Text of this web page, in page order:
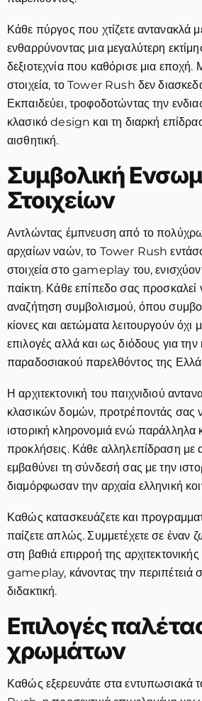
Κάθε πύργος που χτίζετε αντανακλά
ενθαρρύνοντας μια μεγαλύτερη
δεξιοτεχνία που καθόρισε μια
στοιχεία, το Tower Rush δεν
Εκπαιδεύει, τροφοδοτώντας την
κλασικό design και τη διαρκή
αισθητική.
Συμβολική
Στοιχείων
Αντλώντας έμπνευση από το
αρχαίων ναών, το Tower Rush
στοιχεία στο gameplay του,
παίκτη. Κάθε επίπεδο σας προσκαλεί
αναζήτηση συμβολισμού, όπου
κίονες και αετώματα λειτουργούν όχι
επιλογές αλλά και ως διόδους για
παραδοσιακού παρελθόντος της
Η αρχιτεκτονική του παιχνιδιού
κλασικών δομών, προτρέποντάς σας
ιστορική κληρονομιά ενώ παράλληλα
προκλήσεις. Κάθε αλληλεπίδραση με
εμβαθύνει τη σύνδεσή σας με την
διαμόρφωσαν την αρχαία ελληνική
Καθώς κατασκευάζετε και
παίζετε απλώς. Συμμετέχετε σε έναν
στη βαθιά επιρροή της
gameplay, κάνοντας την περιπέτειά
διδακτική.
Επιλογές
χρωμάτων
Καθώς εξερευνάτε στα εντυπωσιακά